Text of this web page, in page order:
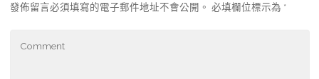
發佈留言必須填寫的電子郵件地址不會公開。 必填欄位標示為 *